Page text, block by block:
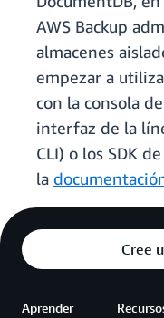
AWS Backup
almacenes
empezar a
con la consola
interfaz de la
CLI) o los SDK
la
Cree
Aprender